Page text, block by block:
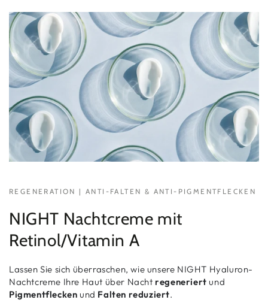
REGENERATION | ANTI-FALTEN & ANTI-PIGMENTFLECKEN
NIGHT Nachtcreme mit
Retinol/Vitamin A
Lassen Sie sich überraschen, wie unsere NIGHT Hyaluron-
Nachtcreme Ihre Haut über Nachtregeneriert und
Pigmentflecken und Falten reduziert.